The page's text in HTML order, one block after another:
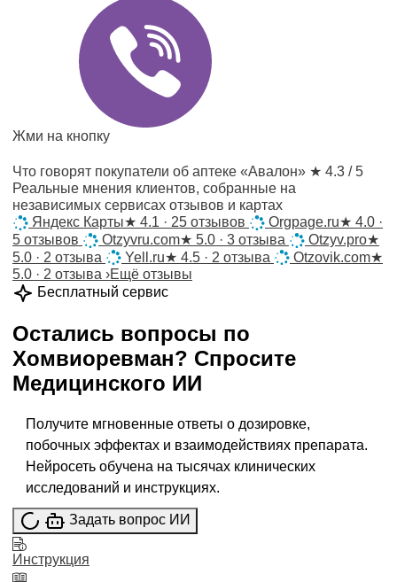
Жми на кнопку
Что говорят покупатели об аптеке «Авалон» ★ 4.3 / 5
Реальные мнения клиентов, собранные на
независимых сервисах отзывов и картах
Яндекс Карты★ 4.1 · 25 отзывов Orgpage.ru★ 4.0 ·
5 отзывов
Otzyvru.com★ 5.0 · 3 отзыва Otzyv.pro★
5.0 · 2 отзыва
Yell.ru★ 4.5 · 2 отзыва Otzovik.com★
5.0 · 2 отзыва ›Ещё отзывы
Бесплатный сервис
Остались вопросы по
Хомвиоревман? Спросите
Медицинского ИИ
Получите мгновенные ответы о дозировке,
побочных эффектах и взаимодействиях препарата.
Нейросеть обучена на тысячах клинических
исследований и инструкциях.
Задать вопрос ИИ
Инструкция